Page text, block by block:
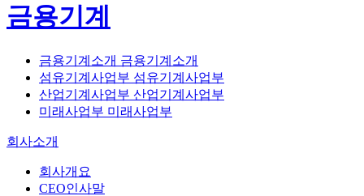
금용기계
금용기계소개 금용기계소개
섬유기계사업부 섬유기계사업부
산업기계사업부 산업기계사업부
미래사업부 미래사업부
회사소개
회사개요
CEO인사말